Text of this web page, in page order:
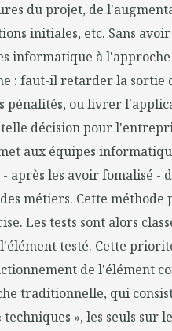
du projet, de
initiales, etc. Sans
informatique à
: faut-il retarder la sortie
pénalités, ou livrer
décision pour
aux équipes
après les avoir fomalisé -
métiers. Cette
Les tests sont alors
testé. Cette
de l'élément
traditionnelle, qui
techniques », les seuls sur